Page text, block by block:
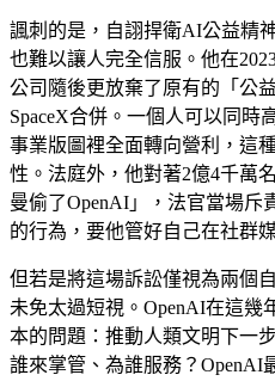
諷刺的是，自詡捍衛AI公益精
也難以讓人完全信服。他在
公司隨後更放棄了原有的「公
SpaceX合併。一個人可以同時
事業版圖裡全面轉向營利，這
性。法庭外，他對著2億4千萬
曼偷了OpenAI」，法官當場斥
的行為，要他管好自己在社群
但若是將這場訴訟僅視為兩個
未免太過短視。OpenAI在這幾
本的問題：推動人類文明下一
誰來掌管、為誰服務？OpenAI